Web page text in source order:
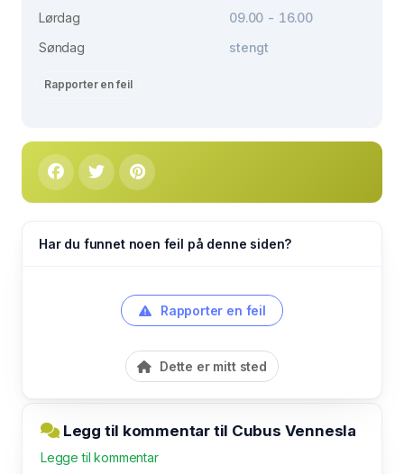
Lørdag
09.00 - 16.00
Søndag
stengt
Rapporter en feil
Har du funnet noen feil på denne siden?
Rapporter en feil
Dette er mitt sted
Legg til kommentar til Cubus Vennesla
Legge til kommentar